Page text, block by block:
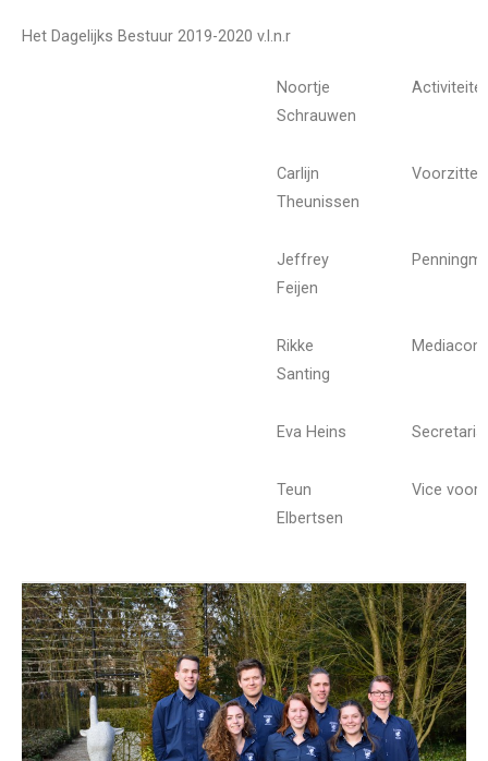
Het Dagelijks Bestuur 2019-2020 v.l.n.r
Noortje
Schrauwen
Carlijn
Theunissen
Voorzitter
Jeffrey
Feijen
Rikke
Santing
Eva Heins Secretaris
Teun
Elbertsen
Vice